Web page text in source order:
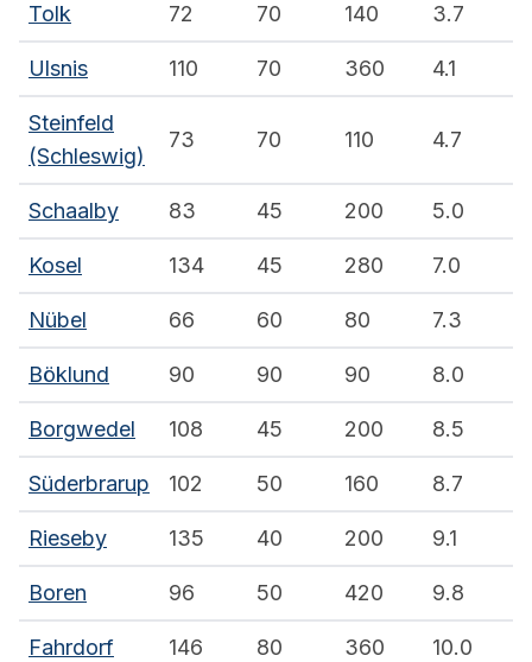
Tolk 72 70 140 3.7
Ulsnis 110 70 360 4.1
Steinfeld
(Schleswig)
73 70 110 4.7
Schaalby 83 45 200 5.0
Kosel 134 45 280 7.0
Nübel 66 60 80 7.3
Böklund 90 90 90 8.0
Borgwedel 108 45 200 8.5
Süderbrarup 102 50 160 8.7
Rieseby 135 40 200 9.1
Boren 96 50 420 9.8
Fahrdorf 146 80 360 10.0